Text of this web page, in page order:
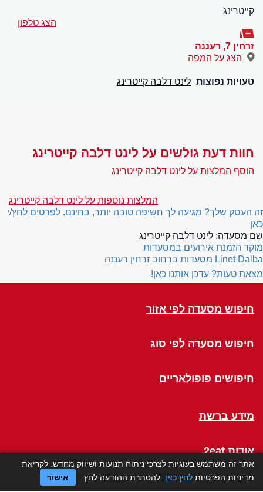
קייטרינג
הצג טלפון
זרחין 7 , רעננה
הצג על המפה
טעויות נפוצות לינט דלבה קייטרינג
חוות דעת גולשים על לינט דלבה קייטרינג
הוסף המלצות על לינט דלבה קייטרינג
המלצות נוספות על לינט דלבה קייטרינג
זה העסק שלך? מגיעה לך חשיפה טובה יותר, בחינם. לפרטים לחץ/י
כאן
שם מסעדה: לינט דלבה קייטרינג
מוקד הזמנת אירועים במסעדות
Linet Dalba מסעדות ברחוב זרחין רעננה
מצאת טעות? עדכן אותנו כאן!
חיפוש מסעדה לפי אזור
חיפוש מסעדה לפי סוג
חיפושים פופולאריים
מידע ברשת
אודות 2eat
Click a Table
אתר זה משתמש בעוגיות לצרכי ניתוח תנועות ושיווק מחדש. לקריאת
מדיניות הפרטיות לחץ כאן . להסתרת ההודעה לחץ אישור